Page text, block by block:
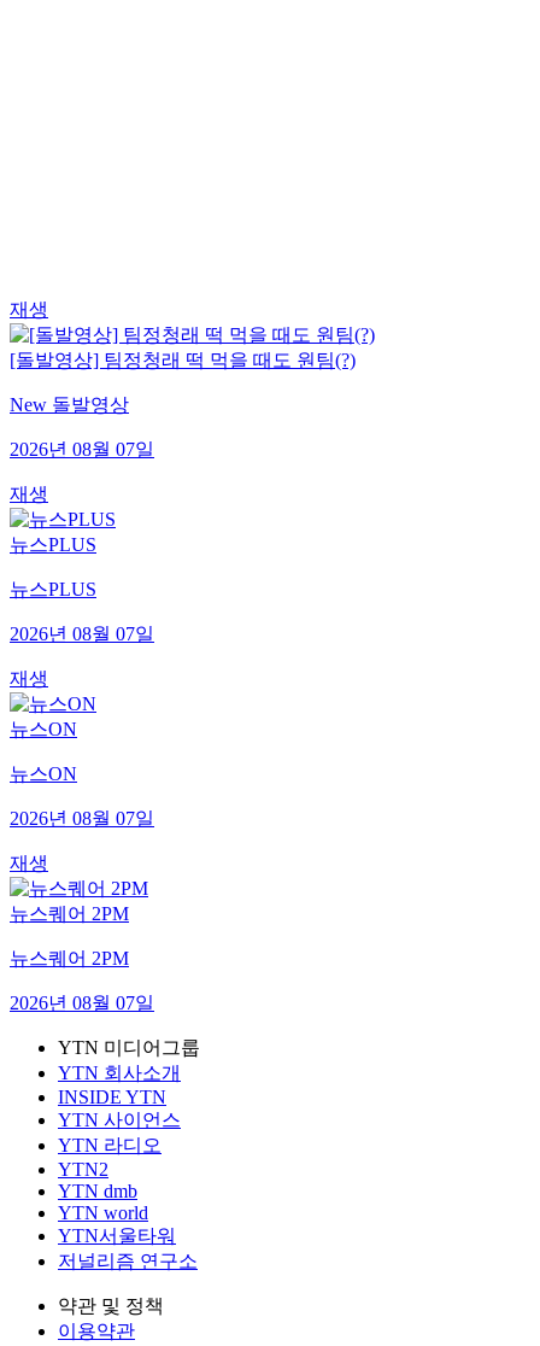
재생
[돌발영상] 팀정청래 떡 먹을 때도 원팀(?)
New 돌발영상
2026년 08월 07일
재생
뉴스PLUS
뉴스PLUS
2026년 08월 07일
재생
뉴스ON
뉴스ON
2026년 08월 07일
재생
뉴스퀘어 2PM
뉴스퀘어 2PM
2026년 08월 07일
YTN 미디어그룹
YTN 회사소개
INSIDE YTN
YTN 사이언스
YTN 라디오
YTN2
YTN dmb
YTN world
YTN서울타워
저널리즘 연구소
약관 및 정책
이용약관